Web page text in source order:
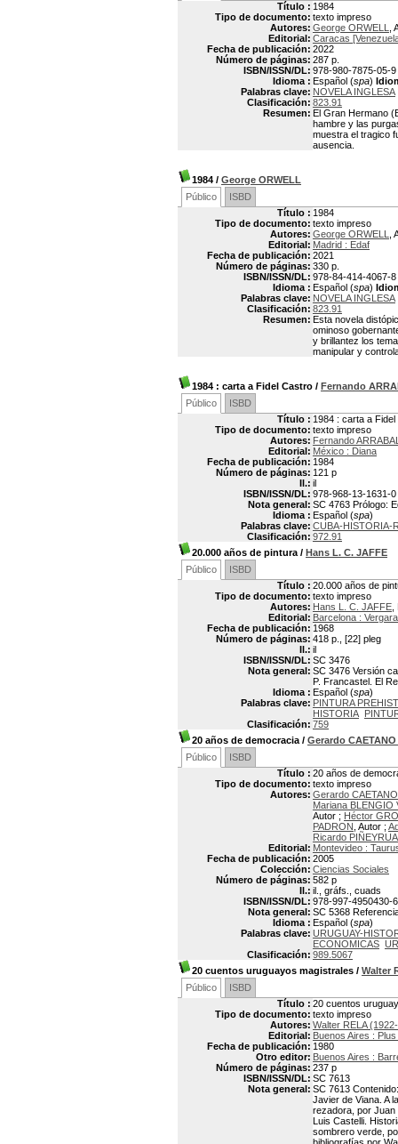
Título : 1984
Tipo de documento: texto impreso
Autores: George ORWELL
,
Editorial: Caracas
Fecha de publicación: 2022
Número de páginas: 287 p.
ISBN/ISSN/DL: 978-980-7875-05-9
Idioma : Español (spa)
Palabras clave: NOVELA INGLESA
Clasificación: 823.91
Resumen: El Gran Hermano
hambre y las
muestra el tragico
ausencia.
1984 / George ORWELL
Público
ISBD
Título : 1984
Tipo de documento: texto impreso
Autores: George ORWELL
,
Editorial: Madrid : Edaf
Fecha de publicación: 2021
Número de páginas: 330 p.
ISBN/ISSN/DL: 978-84-414-4067-8
Idioma : Español (spa)
Palabras clave: NOVELA INGLESA
Clasificación: 823.91
Resumen: Esta novela
ominoso
y brillantez los
manipular y
1984 : carta a Fidel Castro / Fernando
Público
ISBD
Título : 1984 : carta a
Tipo de documento: texto impreso
Autores: Fernando
Editorial: México : Diana
Fecha de publicación: 1984
Número de páginas: 121 p
Il.: il
ISBN/ISSN/DL: 978-968-13-1631-0
Nota general: SC 4763 Prólogo:
Idioma : Español (spa)
Palabras clave: CUBA-HISTORIA-
Clasificación: 972.91
20.000 años de pintura / Hans L. C. JAFFE
Público
ISBD
Título : 20.000 años de
Tipo de documento: texto impreso
Autores: Hans L. C. JAFFE
Editorial: Barcelona : Vergara
Fecha de publicación: 1968
Número de páginas: 418 p., [22] pleg
Il.: il
ISBN/ISSN/DL: SC 3476
Nota general: SC 3476 Versión
P. Francastel. El
Idioma : Español (spa)
Palabras clave: PINTURA
HISTORIA
Clasificación: 759
20 años de democracia / Gerardo
Público
ISBD
Título : 20 años de
Tipo de documento: texto impreso
Autores: Gerardo
Mariana BLENGIO
Autor ; Héctor
PADRON , Autor ;
Ricardo PIÑEYRUA
Editorial: Montevideo :
Fecha de publicación: 2005
Colección: Ciencias Sociales
Número de páginas: 582 p
Il.: il., gráfs., cuads
ISBN/ISSN/DL: 978-997-4950430-6
Nota general: SC 5368
Idioma : Español (spa)
Palabras clave: URUGUAY-
ECONOMICAS
Clasificación: 989.5067
20 cuentos uruguayos magistrales / Walter
Público
ISBD
Título : 20 cuentos
Tipo de documento: texto impreso
Autores: Walter RELA
Editorial: Buenos Aires :
Fecha de publicación: 1980
Otro editor: Buenos Aires :
Número de páginas: 237 p
ISBN/ISSN/DL: SC 7613
Nota general: SC 7613
Javier de Viana. A
rezadora, por Juan
Luis Castelli.
sombrero verde,